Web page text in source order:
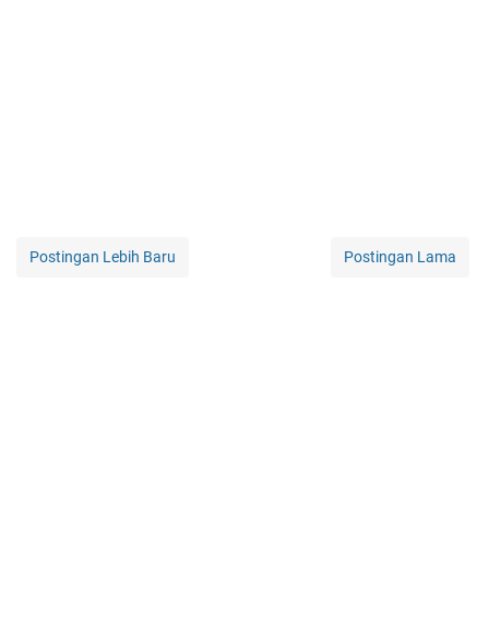
Postingan Lebih Baru Postingan Lama